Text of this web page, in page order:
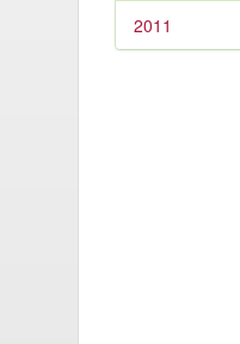
2011